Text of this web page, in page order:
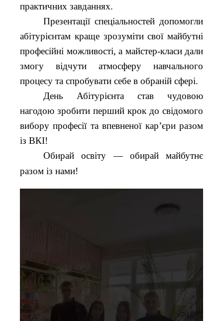
практичних завданнях.
Презентації спеціальностей допомогли
абітурієнтам краще зрозуміти свої майбутні
професійні можливості, а майстер-класи дали
змогу відчути атмосферу навчального
процесу та спробувати себе в обраній сфері.
День Абітурієнта став чудовою
нагодою зробити перший крок до свідомого
вибору професії та впевненої кар’єри разом
із ВКІ!
Обирай освіту — обирай майбутнє
разом із нами!